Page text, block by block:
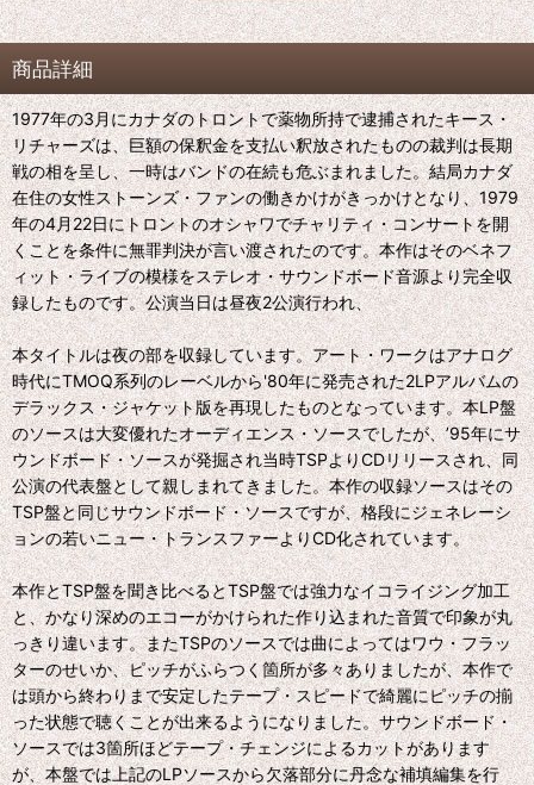
商品詳細
1977年の3月にカナダのトロントで薬物所持で逮捕されたキース・
リチャーズは、巨額の保釈金を支払い釈放されたものの裁判は長期
戦の相を呈し、一時はバンドの在続も危ぶまれました。結局カナダ
在住の女性ストーンズ・ファンの働きかけがきっかけとなり、1979
年の4月22日にトロントのオシャワでチャリティ・コンサートを開
くことを条件に無罪判決が言い渡されたのです。本作はそのベネフ
ィット・ライブの模様をステレオ・サウンドボード音源より完全収
録したものです。公演当日は昼夜2公演行われ、
本タイトルは夜の部を収録しています。アート・ワークはアナログ
時代にTMOQ系列のレーベルから'80年に発売された2LPアルバムの
デラックス・ジャケット版を再現したものとなっています。本LP盤
のソースは大変優れたオーディエンス・ソースでしたが、’95年にサ
ウンドボード・ソースが発掘され当時TSPよりCDリリースされ、同
公演の代表盤として親しまれてきました。本作の収録ソースはその
TSP盤と同じサウンドボード・ソースですが、格段にジェネレーシ
ョンの若いニュー・トランスファーよりCD化されています。
本作とTSP盤を聞き比べるとTSP盤では強力なイコライジング加工
と、かなり深めのエコーがかけられた作り込まれた音質で印象が丸
っきり違います。またTSPのソースでは曲によってはワウ・フラッ
ターのせいか、ピッチがふらつく箇所が多々ありましたが、本作で
は頭から終わりまで安定したテープ・スピードで綺麗にピッチの揃
った状態で聴くことが出来るようになりました。サウンドボード・
ソースでは3箇所ほどテープ・チェンジによるカットがあります
が、本盤では上記のLPソースから欠落部分に丹念な補填編集を行